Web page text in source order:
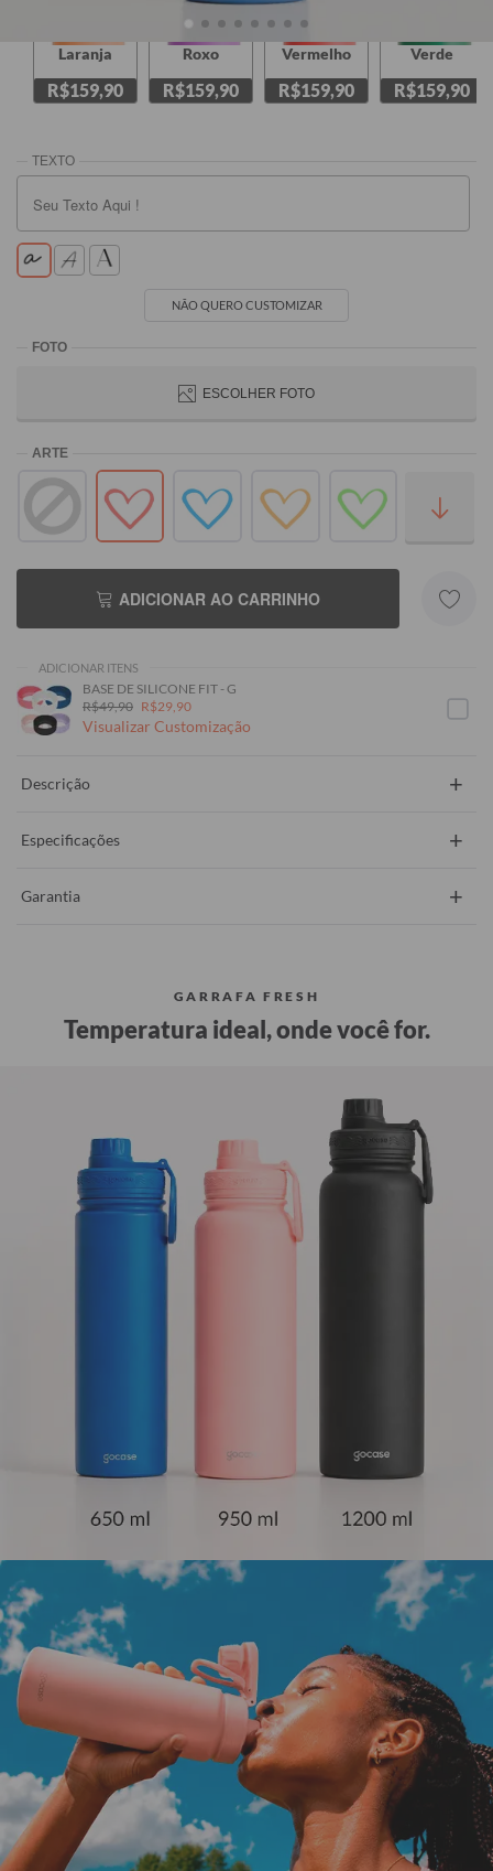
Laranja
R$159,90
Roxo
R$159,90
Vermelho
R$159,90
Verde
R$159,90
NÃO QUERO CUSTOMIZAR
ESCOLHER FOTO
ADICIONAR AO CARRINHO
ADICIONAR ITENS
BASE DE SILICONE FIT - G
R$49,90 R$29,90
Visualizar Customização
Descrição +
Especificações +
Garantia +
GARRAFA FRESH
Temperatura ideal, onde você for.